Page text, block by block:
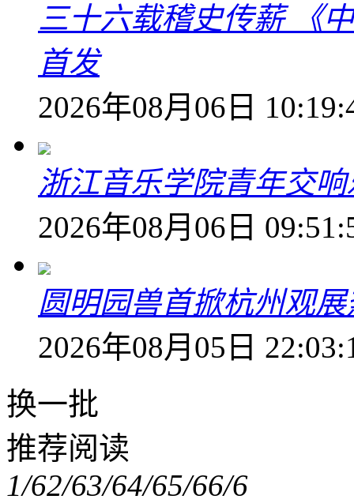
三十六载稽史传薪 《
首发
2026年08月06日
浙江音乐学院青年交
2026年08月06日
圆明园兽首掀杭州观
2026年08月05日
换一批
推荐阅读
1/62/63/64/65/66/6